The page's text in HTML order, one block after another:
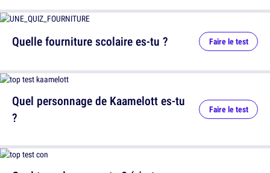
Quel personnage de Kaamelott es-tu
?
Faire le test
Quelle fourniture scolaire es-tu ? Faire le test